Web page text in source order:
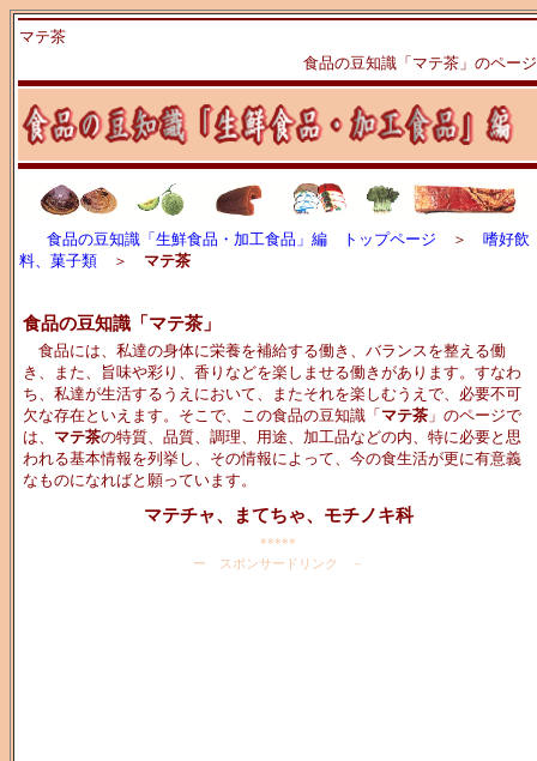
マテ茶
食品の豆知識「マテ茶」のページ
食品の豆知識「生鮮食品・加工食品」編 トップページ ＞ 嗜好飲
料、菓子類 ＞ マテ茶
食品の豆知識「マテ茶」
食品には、私達の身体に栄養を補給する働き、バランスを整える働
き、また、旨味や彩り、香りなどを楽しませる働きがあります。すなわ
ち、私達が生活するうえにおいて、またそれを楽しむうえで、必要不可
欠な存在といえます。そこで、この食品の豆知識「 マテ茶 」のページで
は、 マテ茶の特質、品質、調理、用途、加工品などの内、特に必要と思
われる基本情報を列挙し、その情報によって、今の食生活が更に有意義
なものになればと願っています。
マテチャ、まてちゃ、モチノキ科
*****
ー スポンサードリンク －